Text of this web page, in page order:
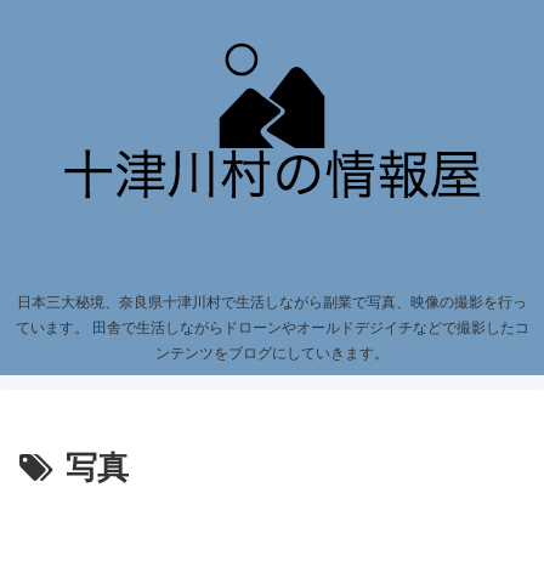
日本三大秘境、奈良県十津川村で生活しながら副業で写真、映像の撮影を行っ
ています。 田舎で生活しながらドローンやオールドデジイチなどで撮影したコ
ンテンツをブログにしていきます。
写真